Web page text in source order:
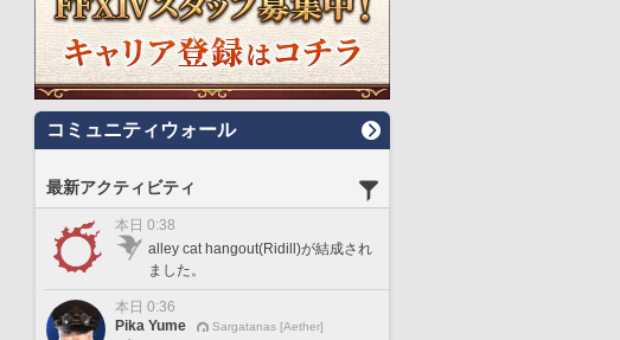
コミュニティウォール
最新アクティビティ
本日 0:38
alley cat hangout(Ridill)が結成され
ました。
本日 0:36
Pika Yume
Sargatanas [Aether]